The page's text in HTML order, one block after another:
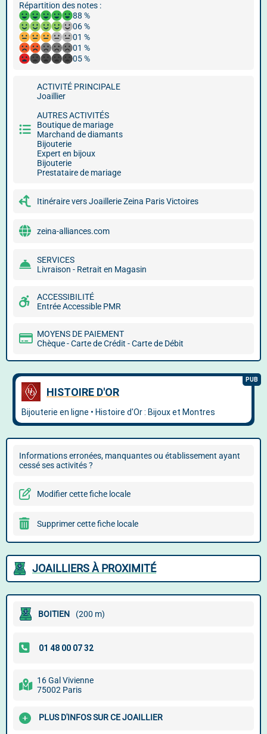
Répartition des notes :
88 %
06 %
01 %
01 %
05 %
ACTIVITÉ PRINCIPALE
Joaillier
AUTRES ACTIVITÉS
Boutique de mariage
Marchand de diamants
Bijouterie
Expert en bijoux
Bijouterie
Prestataire de mariage
Itinéraire vers Joaillerie Zeina Paris Victoires
zeina-alliances.com
SERVICES
Livraison - Retrait en Magasin
ACCESSIBILITÉ
Entrée Accessible PMR
MOYENS DE PAIEMENT
Chèque - Carte de Crédit - Carte de Débit
Informations erronées, manquantes ou établissement ayant
cessé ses activités ?
Modifier cette fiche locale
Supprimer cette fiche locale
JOAILLIERS À PROXIMITÉ
BOITIEN (200 m)
16 Gal Vivienne
75002 Paris
PLUS D'INFOS SUR CE JOAILLIER